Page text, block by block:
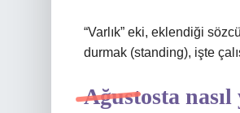
“Varlık” eki, eklendiği
durmak (standing), işte
Ağustosta nasıl